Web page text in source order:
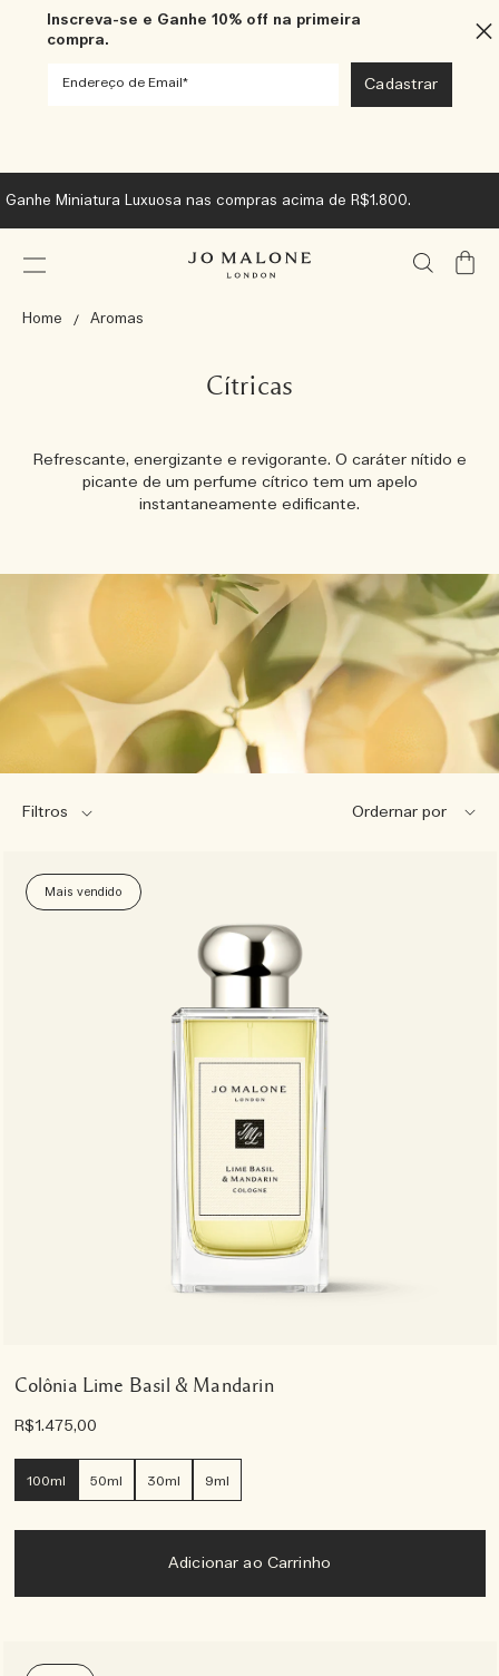
Inscreva-se e Ganhe 10% off na primeira
compra.
Ganhe Miniatura Luxuosa nas compras acima de R$1.800.
Meu
Home
Aromas
Cítricas
Refrescante, energizante e revigorante. O caráter nítido e
picante de um perfume cítrico tem um apelo
instantaneamente edificante.
Filtros
Mais vendido
Colônia Lime Basil & Mandarin
R$1.475,00
100ml 50ml 30ml 9ml
Adicionar ao Carrinho